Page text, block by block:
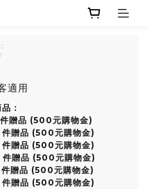
適用
：
贈品 (500元購物金)
贈品 (500元購物金)
贈品 (500元購物金)
贈品 (500元購物金)
贈品 (500元購物金)
贈品 (500元購物金)